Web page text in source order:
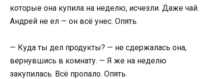
которые она купила на неделю, исчезли. Даже чай.
Андрей не ел — он всё унес. Опять.
— Куда ты дел продукты? — не сдержалась она,
вернувшись в комнату. — Я же на неделю
закупилась. Всё пропало. Опять.